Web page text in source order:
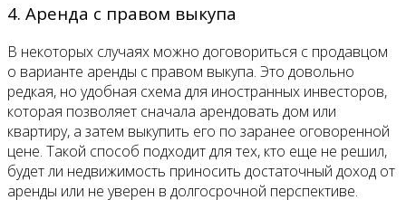
4. Аренда с правом выкупа
В некоторых случаях можно договориться с продавцом
о варианте аренды с правом выкупа. Это довольно
редкая, но удобная схема для иностранных инвесторов,
которая позволяет сначала арендовать дом или
квартиру, а затем выкупить его по заранее оговоренной
цене. Такой способ подходит для тех, кто еще не решил,
будет ли недвижимость приносить достаточный доход от
аренды или не уверен в долгосрочной перспективе.